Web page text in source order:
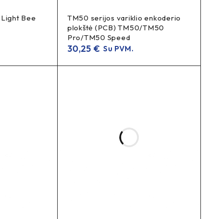
Bee
TM50 serijos variklio enkoderio
plokštė (PCB) TM50/TM50
Pro/TM50 Speed
30,25€ Su PVM.